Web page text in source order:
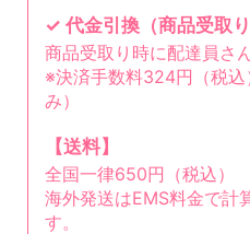
✓ 代金引換（商品受取り
商品受取り時に配達員さ
※決済手数料324円（税
み）
【送料】
全国一律650円（税込）
海外発送はEMS料金で計
す。